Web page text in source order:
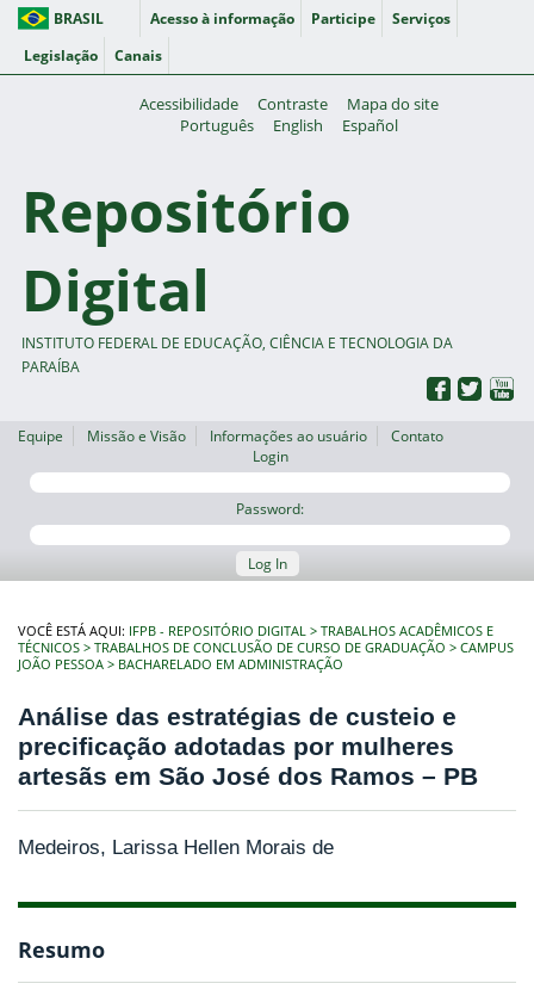
BRASIL Acesso à informação Participe
Serviços
Legislação
Canais
Acessibilidade Contraste
Mapa do site
Português
English Español
Repositório
Digital
INSTITUTO FEDERAL DE EDUCAÇÃO, CIÊNCIA E TECNOLOGIA DA
PARAÍBA
Equipe Missão e Visão Informações ao usuário
Contato
Login
Password:
Log In
VOCÊ ESTÁ AQUI: IFPB - REPOSITÓRIO DIGITAL
TRABALHOS ACADÊMICOS E
TÉCNICOS
TRABALHOS DE CONCLUSÃO DE CURSO DE GRADUAÇÃO
CAMPUS
JOÃO PESSOA
BACHARELADO EM ADMINISTRAÇÃO
Análise das estratégias de custeio e
precificação adotadas por mulheres
artesãs em São José dos Ramos – PB
Medeiros, Larissa Hellen Morais de
Resumo